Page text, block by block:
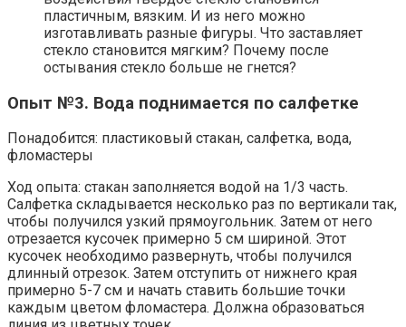
пластичным, вязким. И из него можно
изготавливать разные фигуры. Что заставляет
стекло становится мягким? Почему после
остывания стекло больше не гнется?
Опыт №3. Вода поднимается по салфетке
Понадобится: пластиковый стакан, салфетка, вода,
фломастеры
Ход опыта: стакан заполняется водой на 1/3 часть.
Салфетка складывается несколько раз по вертикали так,
чтобы получился узкий прямоугольник. Затем от него
отрезается кусочек примерно 5 см шириной. Этот
кусочек необходимо развернуть, чтобы получился
длинный отрезок. Затем отступить от нижнего края
примерно 5-7 см и начать ставить большие точки
каждым цветом фломастера. Должна образоваться